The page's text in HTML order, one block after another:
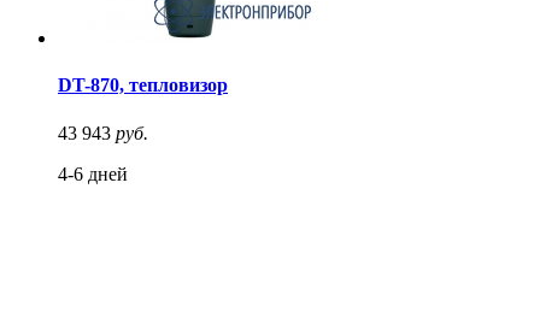
DT-870, тепловизор
43 943 руб.
4-6 дней